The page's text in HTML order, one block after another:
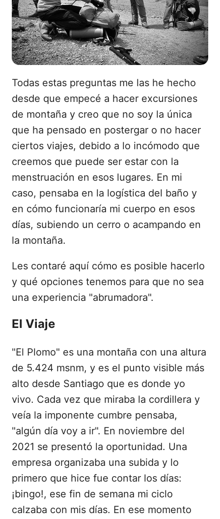
Todas estas preguntas me las he hecho
desde que empecé a hacer excursiones
de montaña y creo que no soy la única
que ha pensado en postergar o no hacer
ciertos viajes, debido a lo incómodo que
creemos que puede ser estar con la
menstruación en esos lugares. En mi
caso, pensaba en la logística del baño y
en cómo funcionaría mi cuerpo en esos
días, subiendo un cerro o acampando en
la montaña.
Les contaré aquí cómo es posible hacerlo
y qué opciones tenemos para que no sea
una experiencia "abrumadora".
El Viaje
"El Plomo" es una montaña con una altura
de 5.424 msnm, y es el punto visible más
alto desde Santiago que es donde yo
vivo. Cada vez que miraba la cordillera y
veía la imponente cumbre pensaba,
"algún día voy a ir". En noviembre del
2021 se presentó la oportunidad. Una
empresa organizaba una subida y lo
primero que hice fue contar los días:
¡bingo!, ese fin de semana mi ciclo
calzaba con mis días. En ese momento